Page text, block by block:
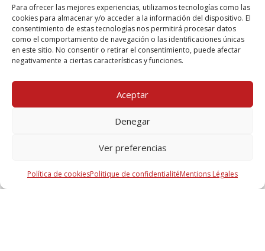
Para ofrecer las mejores experiencias, utilizamos tecnologías como las
cookies para almacenar y/o acceder a la información del dispositivo. El
consentimiento de estas tecnologías nos permitirá procesar datos
como el comportamiento de navegación o las identificaciones únicas
en este sitio. No consentir o retirar el consentimiento, puede afectar
negativamente a ciertas características y funciones.
Aceptar
Denegar
Ver preferencias
Política de cookiesPolitique de confidentialitéMentions Légales
Documentation
Fiche téléchargeable de la solution
Avez-vous des questions?